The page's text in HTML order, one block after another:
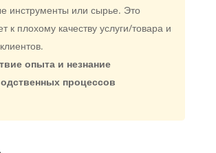
инструменты или сырье. Это
к плохому качеству услуги/товара и
опыта и незнание
процессов